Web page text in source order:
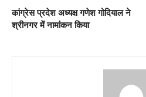
कांग्रेस प्रदेश अध्यक्ष गणेश गोदियाल ने
श्रीनगर में नामांकन किया